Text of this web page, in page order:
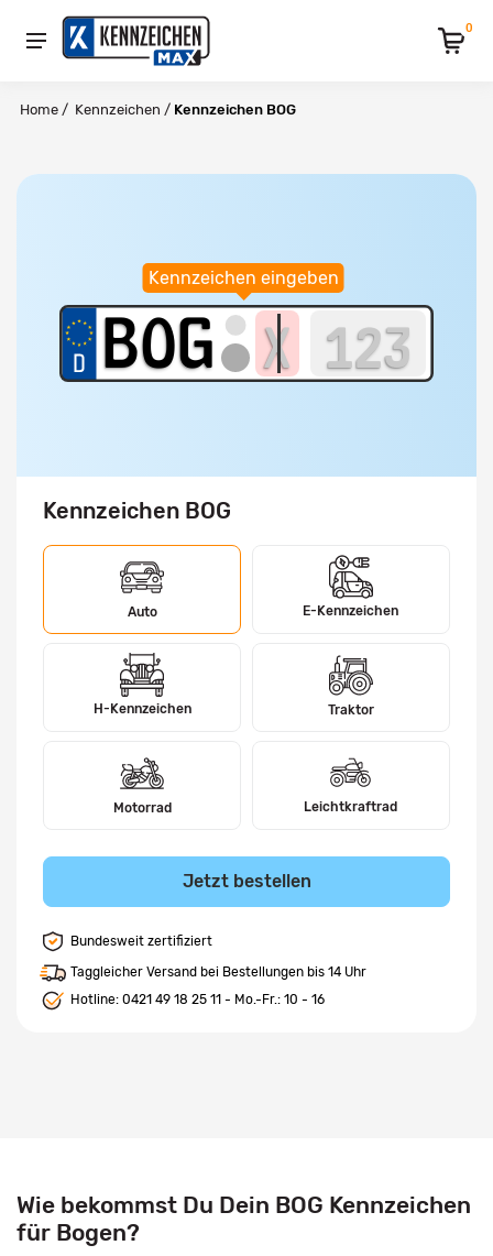
0
Home / Kennzeichen / Kennzeichen BOG
Kennzeichen eingeben
Kennzeichen BOG
Auto E-Kennzeichen
H-Kennzeichen Traktor
Motorrad Leichtkraftrad
Jetzt bestellen
Bundesweit zertifiziert
Taggleicher Versand bei Bestellungen bis 14 Uhr
Hotline: 0421 49 18 25 11 - Mo.-Fr.: 10 - 16
Wie bekommst Du Dein BOG Kennzeichen
für Bogen?